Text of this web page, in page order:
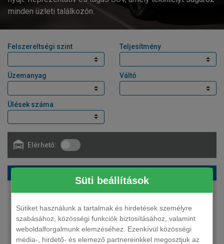
Süti beállítások
Sütiket használunk a tartalmak és hirdetések személyre
szabásához, közösségi funkciók biztosításához, valamint
weboldalforgalmunk elemzéséhez. Ezenkívül közösségi
média-, hirdető- és elemező partnereinkkel megosztjuk az
minden üzleti találkozón.
Felszereltségi szint Teljesítmény
Üzemanyag Váltó
Ülések száma
Elérhető:
140 LE
plug-in hybrid
automata
5 fő
20 490 000 Ft